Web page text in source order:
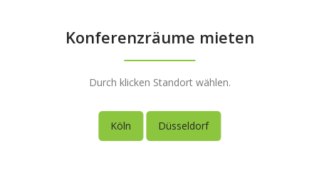
Konferenzräume mieten
Durch klicken Standort wählen.
Köln Düsseldorf